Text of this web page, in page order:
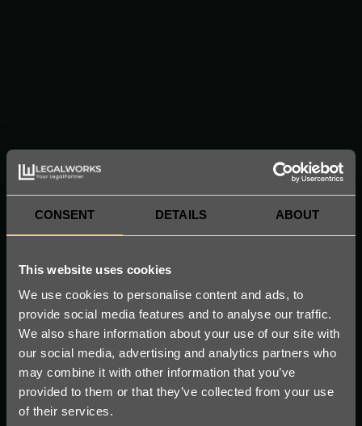
CONSENT DETAILS ABOUT
This website uses cookies
We use cookies to personalise content and ads, to
provide social media features and to analyse our traffic.
We also share information about your use of our site with
our social media, advertising and analytics partners who
may combine it with other information that you’ve
provided to them or that they’ve collected from your use
of their services.
Stockholm: c/o iOffice
Olof Palmes gata 11